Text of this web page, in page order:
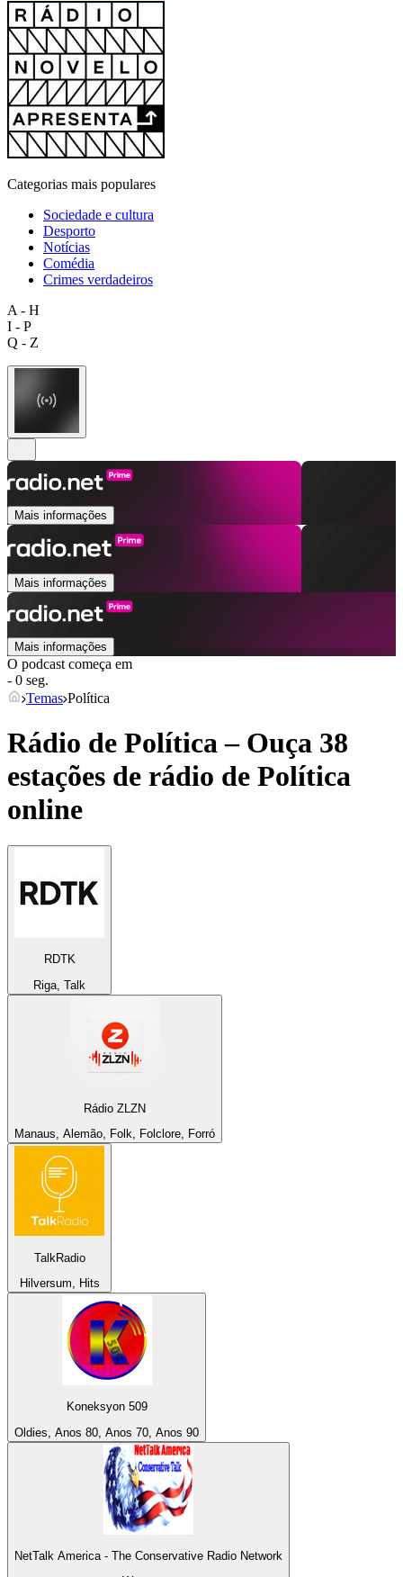
Categorias mais populares
Sociedade e cultura
Desporto
Notícias
Comédia
Crimes verdadeiros
A - H
I - P
Q - Z
Mais informações
Mais informações
Mais informações
O podcast começa em
- 0 seg.
Temas Política
Rádio de Política – Ouça 38
estações de rádio de Política
online
RDTK
Riga, Talk
Rádio ZLZN
Manaus, Alemão, Folk, Folclore, Forró
TalkRadio
Hilversum, Hits
Koneksyon 509
Oldies, Anos 80, Anos 70, Anos 90
NetTalk America - The Conservative Radio Network